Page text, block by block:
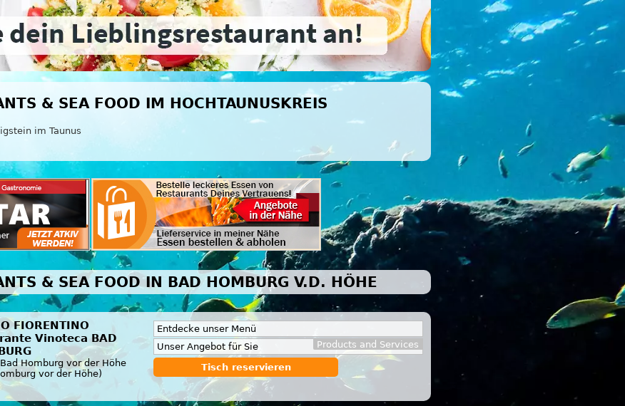
& SEA FOOD IM HOCHTAUNUSKREIS
im Taunus
& SEA FOOD IN BAD HOMBURG V.D. HÖHE
FIORENTINO
Vinoteca BAD
Homburg vor der Höhe
vor der Höhe)
Entdecke unser Menü
Products and Services
Unser Angebot für Sie
Tisch reservieren